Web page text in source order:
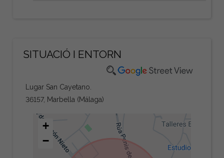
SITUACIÓ I ENTORN
Lugar San Cayetano.
36157, Marbella (Málaga)
+
−